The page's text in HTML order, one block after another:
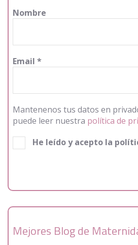
Nombre
Email *
Mantenenos tus datos en
puede leer nuestra política de
He leído y acepto la
Mejores Blog de